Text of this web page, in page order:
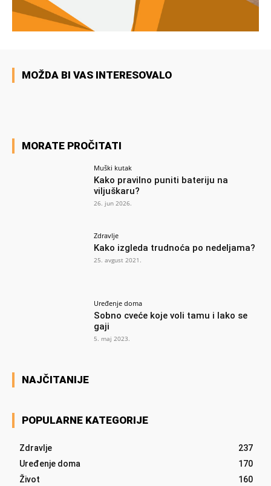
MOŽDA BI VAS INTERESOVALO
MORATE PROČITATI
Muški kutak
Kako pravilno puniti bateriju na
viljuškaru?
26. jun 2026.
Zdravlje
Kako izgleda trudnoća po nedeljama?
25. avgust 2021.
Uređenje doma
Sobno cveće koje voli tamu i lako se
gaji
5. maj 2023.
NAJČITANIJE
POPULARNE KATEGORIJE
Zdravlje
237
Uređenje doma
170
Život
160